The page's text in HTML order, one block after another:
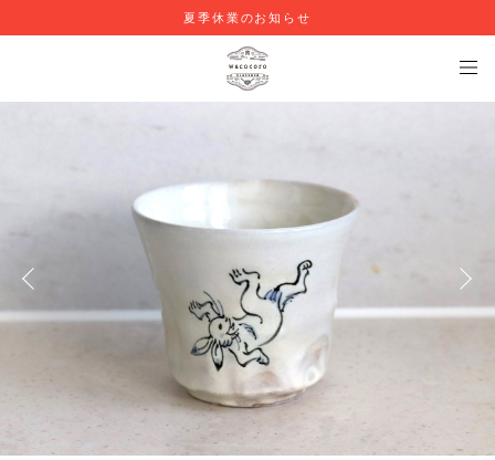
夏季休業のお知らせ